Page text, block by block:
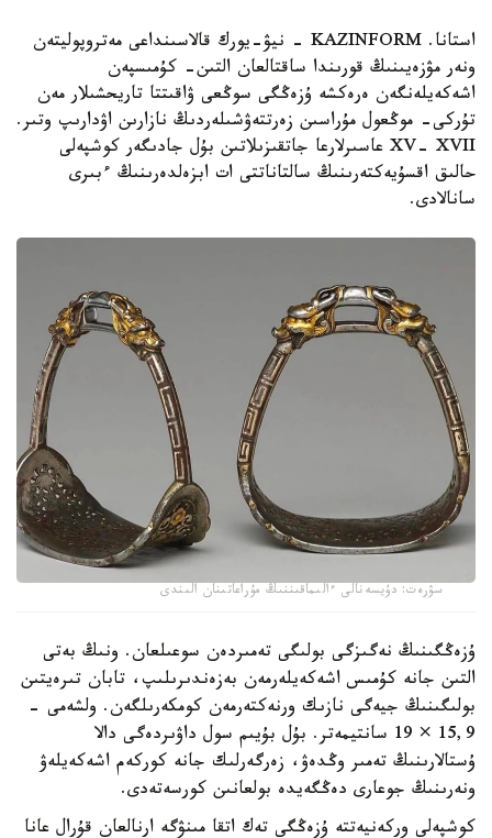
استانا. KAZINFORM - نيۋ-يورك قالاسىنداعى مەتروپوليتەن
ونەر مۋزەيىنىڭ قورىندا ساقتالعان التىن- كۇمىسپەن
اشەكەيلەنگەن ەرەكشە ۇزەڭگى سوڭعى ۋاقىتتا تاريحشىلار مەن
تۇركى- موڭعول مۇراسىن زەرتتەۋشىلەردىڭ نازارىن اۋدارىپ وتىر.
XV- XVII عاسىرلارعا جاتقىزىلاتىن بۇل جادىگەر كوشپەلى
حالىق اقسۇيەكتەرىنىڭ سالتاناتتى ات ابزەلدەرىنىڭ ءبىرى
سانالادى.
سۋرەت: دۇيسەنالى ءالىماقىننىڭ مۇراعاتىنان الىندى
ۇزەڭگىنىڭ نەگىزگى بولىگى تەمىردەن سوعىلعان. ونىڭ بەتى
التىن جانە كۇمىس اشەكەيلەرمەن بەزەندىرىلىپ، تابان تىرەيتىن
بولىگىنىڭ جيەگى نازىك ورنەكتەرمەن كومكەرىلگەن. ولشەمى -
15,9 × 19 سانتيمەتر. بۇل بۇيىم سول داۋىردەگى دالا
ۇستالارىنىڭ تەمىر وڭدەۋ، زەرگەرلىك جانە كوركەم اشەكەيلەۋ
ونەرىنىڭ جوعارى دەڭگەيدە بولعانىن كورسەتەدى.
كوشپەلى وركەنيەتتە ۇزەڭگى تەك اتقا مىنۋگە ارنالعان قۇرال عانا